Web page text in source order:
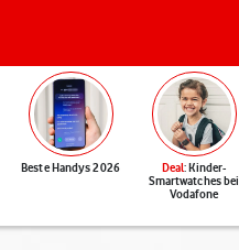
Beste Handys 2026 Deal: Kinder-
Smartwatches bei
Vodafone